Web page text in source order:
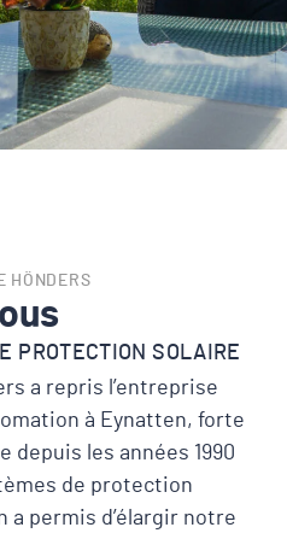
HÖNDERS
PROTECTION SOLAIRE
a repris l’entreprise
à Eynatten, forte
depuis les années 1990
de protection
permis d’élargir notre